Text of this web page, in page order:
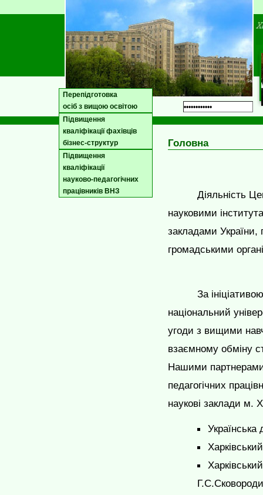
Головна
Діяльність
науковими
закладами України,
громадськими
За
національний
угоди з вищими
взаємному обміну
Нашими партнерами
педагогічних
наукові заклади м.
Українська
Г.С.Сковороди
Перепідготовка
осіб з вищою освітою
Підвищення
кваліфікації фахівців
бізнес-структур
Підвищення
кваліфікації
науково-педагогічних
працівників ВНЗ